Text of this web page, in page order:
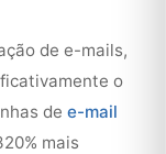
de e-mails,
o
de e-mail
mais